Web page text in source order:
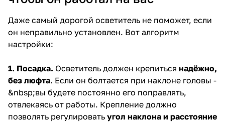
Даже самый дорогой осветитель не поможет, если
он неправильно установлен. Вот алгоритм
настройки:
1. Посадка. Осветитель должен крепиться надёжно,
без люфта. Если он болтается при наклоне головы -
&nbsp;вы будете постоянно его поправлять,
отвлекаясь от работы. Крепление должно
позволять регулировать угол наклона и расстояние